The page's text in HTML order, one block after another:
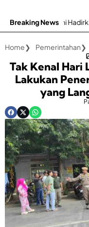
Breaking News
Layanan Poli
Home Pemerintahan
Tak Kenal Hari
Lakukan
yang